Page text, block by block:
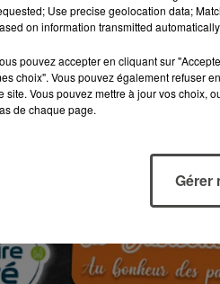
au bonheur des
démonstrations
Gourmande » pour des
Use precise geolocation data;
on information transmitted automatically.
pouvez accepter en cliquant sur
choix". Vous pouvez également refuser
site. Vous pouvez mettre à jour vos choix,
de chaque page.
Gérer